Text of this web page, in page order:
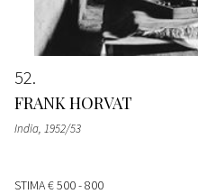
52
FRANK HORVAT
India, 1952/53
STIMA€ 500 - 800